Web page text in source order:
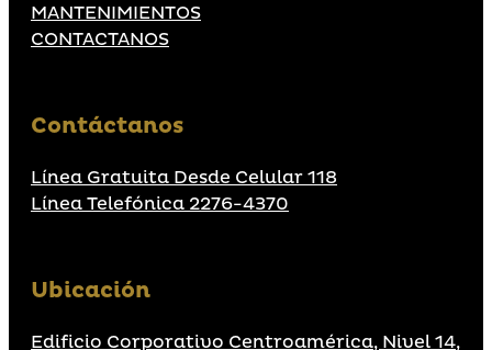
MANTENIMIENTOS
CONTACTANOS
Contáctanos
Línea Gratuita Desde Celular 118
Línea Telefónica 2276-4370
Ubicación
Edificio Corporativo Centroamérica, Nivel 14,